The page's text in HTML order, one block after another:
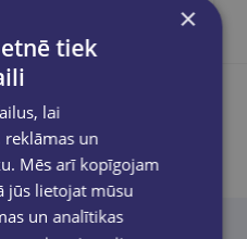
×
tiek
lai
reklāmas un
Mēs arī kopīgojam
jūs lietojat mūsu
un analītikas